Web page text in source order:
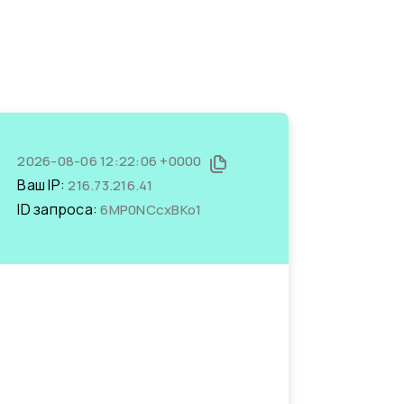
2026-08-06 12:22:06 +0000
Ваш IP:216.73.216.41
ID запроса:6MP0NCcxBKo1